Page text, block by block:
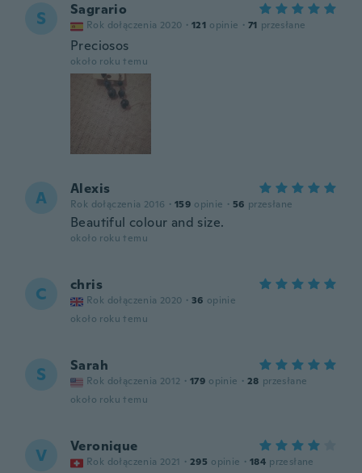
S Sagrario
Rok dołączenia 2020 · 121 opinie · 71 przesłane
Preciosos
około roku temu
A Alexis
Rok dołączenia 2016 · 159 opinie · 56 przesłane
Beautiful colour and size.
około roku temu
C chris
Rok dołączenia 2020 · 36 opinie
około roku temu
S Sarah
Rok dołączenia 2012 · 179 opinie · 28 przesłane
około roku temu
V Veronique
Rok dołączenia 2021 · 295 opinie · 184 przesłane